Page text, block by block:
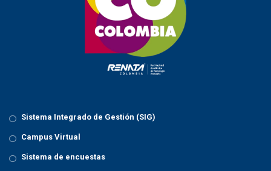
Sistema Integrado de Gestión (SIG)
Campus Virtual
Sistema de encuestas